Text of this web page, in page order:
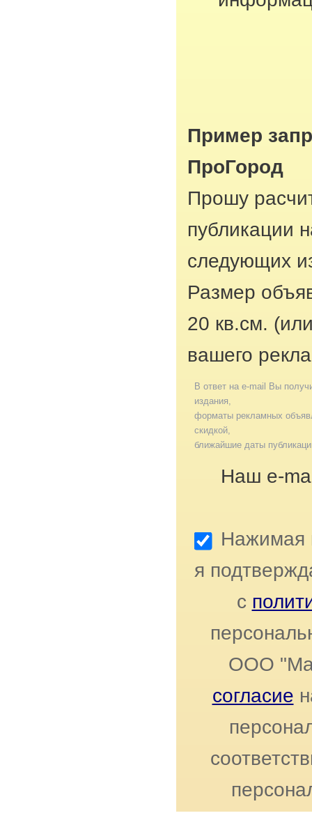
Пример
ПроГород
Прошу
публикации
следующих
Размер
20 кв.см.
вашего
В ответ на e-mail Вы
издания,
форматы рекламных
скидкой,
ближайшие даты
Наш e-
Нажимая
я
с
ООО
согласие